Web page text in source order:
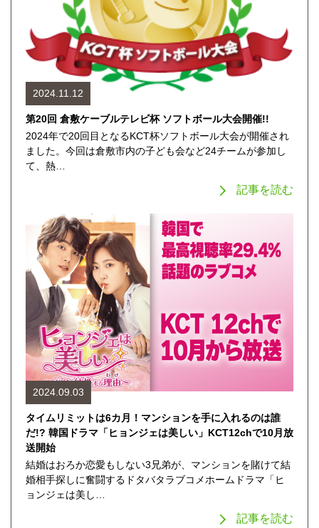
2024.11.12
第20回 倉敷ケーブルテレビ杯 ソフトボール大会開催!!
2024年で20回目となるKCT杯ソフトボール大会が開催され
ました。今回は倉敷市内の子ども会など24チームが参加し
て、熱…
記事を読む
2024.09.03
タイムリミットは6カ月！マンションを手に入れるのは誰
だ!? 韓国ドラマ「ヒョンジェは美しい」KCT12chで10月放
送開始
結婚はおろか恋愛もしない3兄弟が、マンションを賭けて結
婚相手探しに奮闘するドタバタラブコメホームドラマ「ヒ
ョンジェは美し…
記事を読む